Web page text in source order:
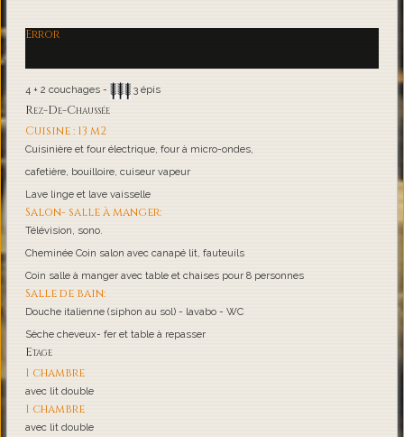
Error
4 + 2 couchages - 3 épis
Rez-De-Chaussée
Cuisine : 13 m2
Cuisinière et four électrique, four à micro-ondes,
cafetière, bouilloire, cuiseur vapeur
Lave linge et lave vaisselle
Salon- salle à manger:
Télévision, sono.
Cheminée Coin salon avec canapé lit, fauteuils
Coin salle à manger avec table et chaises pour 8 personnes
Salle de bain:
Douche italienne (siphon au sol) - lavabo - WC
Sèche cheveux- fer et table à repasser
Etage
1 chambre
avec lit double
1 chambre
avec lit double